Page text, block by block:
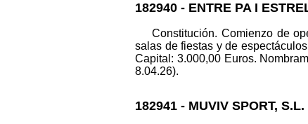
182940 - ENTRE PA I
Constitución. Comienzo de
salas de fiestas y de
Capital: 3.000,00 Euros.
8.04.26).
182941 - MUVIV SPORT, S.L.